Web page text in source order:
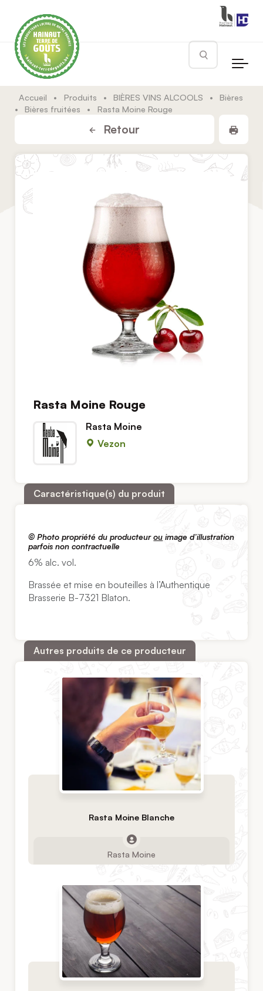
Rechercher
Accueil • Produits • BIÈRES VINS ALCOOLS •
Bières
•
Bières fruitées • Rasta Moine Rouge
Retour
Rasta Moine Rouge
Rasta Moine
Vezon
Caractéristique(s) du produit
©Photo propriété du producteurou image d’illustration
parfois non contractuelle
6% alc. vol.
Brassée et mise en bouteilles à l’Authentique
Brasserie B-7321 Blaton.
Autres produits de ce producteur
Rasta Moine Blanche
Rasta Moine